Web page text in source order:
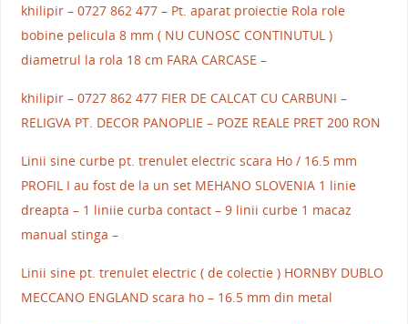
khilipir – 0727 862 477 – Pt. aparat proiectie Rola role
bobine pelicula 8 mm ( NU CUNOSC CONTINUTUL )
diametrul la rola 18 cm FARA CARCASE –
khilipir – 0727 862 477 FIER DE CALCAT CU CARBUNI –
RELIGVA PT. DECOR PANOPLIE – POZE REALE PRET 200 RON
Linii sine curbe pt. trenulet electric scara Ho / 16.5 mm
PROFIL I au fost de la un set MEHANO SLOVENIA 1 linie
dreapta – 1 liniie curba contact – 9 linii curbe 1 macaz
manual stinga –
Linii sine pt. trenulet electric ( de colectie ) HORNBY DUBLO
MECCANO ENGLAND scara ho – 16.5 mm din metal